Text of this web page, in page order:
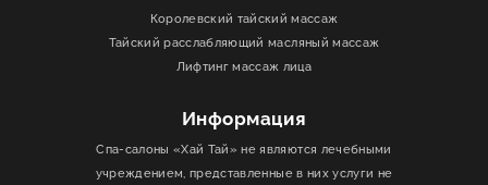
Королевский тайский массаж
Тайский расслабляющий масляный массаж
Лифтинг массаж лица
Информация
Спа-салоны «Хай Тай» не являются лечебными
учреждением, представленные в них услуги не